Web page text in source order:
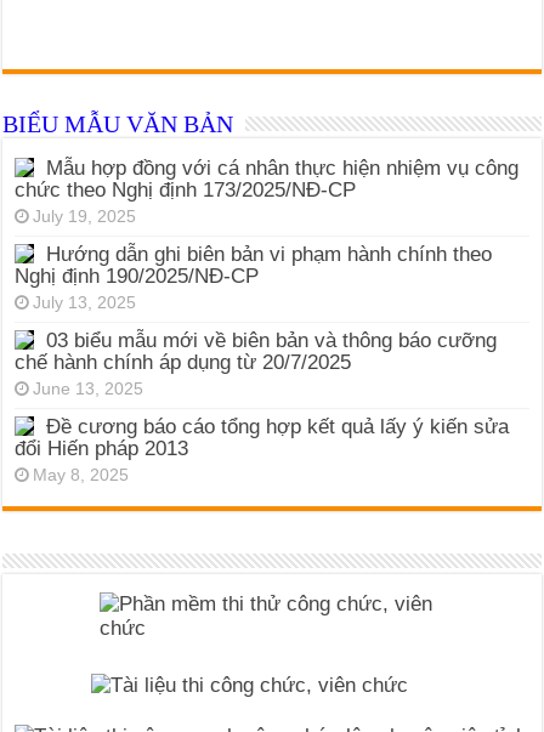
BIỂU MẪU VĂN BẢN
Mẫu hợp đồng với cá nhân thực hiện nhiệm vụ công
chức theo Nghị định 173/2025/NĐ-CP
July 19, 2025
Hướng dẫn ghi biên bản vi phạm hành chính theo
Nghị định 190/2025/NĐ-CP
July 13, 2025
03 biểu mẫu mới về biên bản và thông báo cưỡng
chế hành chính áp dụng từ 20/7/2025
June 13, 2025
Đề cương báo cáo tổng hợp kết quả lấy ý kiến sửa
đổi Hiến pháp 2013
May 8, 2025